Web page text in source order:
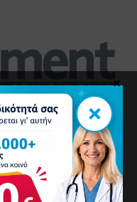
×
×